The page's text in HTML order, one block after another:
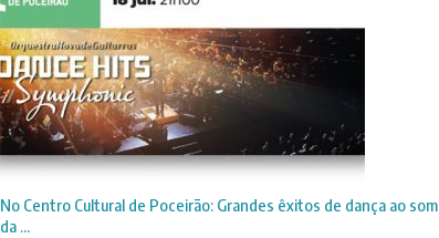
No Centro Cultural de Poceirão: Grandes êxitos de dança ao som
da ...